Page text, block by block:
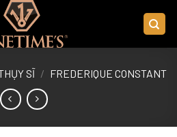
SĨ / FREDERIQUE CONSTANT